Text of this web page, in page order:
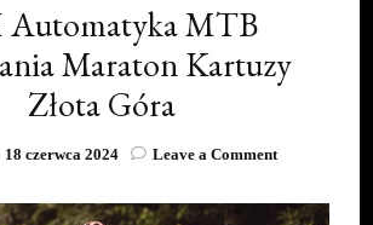
MTB
Maraton Kartuzy
Złota Góra
18 czerwca 2024 Leave a Commenton
Automatyka